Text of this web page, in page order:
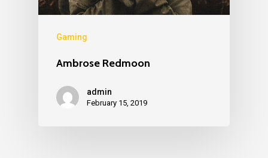
Gaming
Ambrose Redmoon
admin
February 15, 2019